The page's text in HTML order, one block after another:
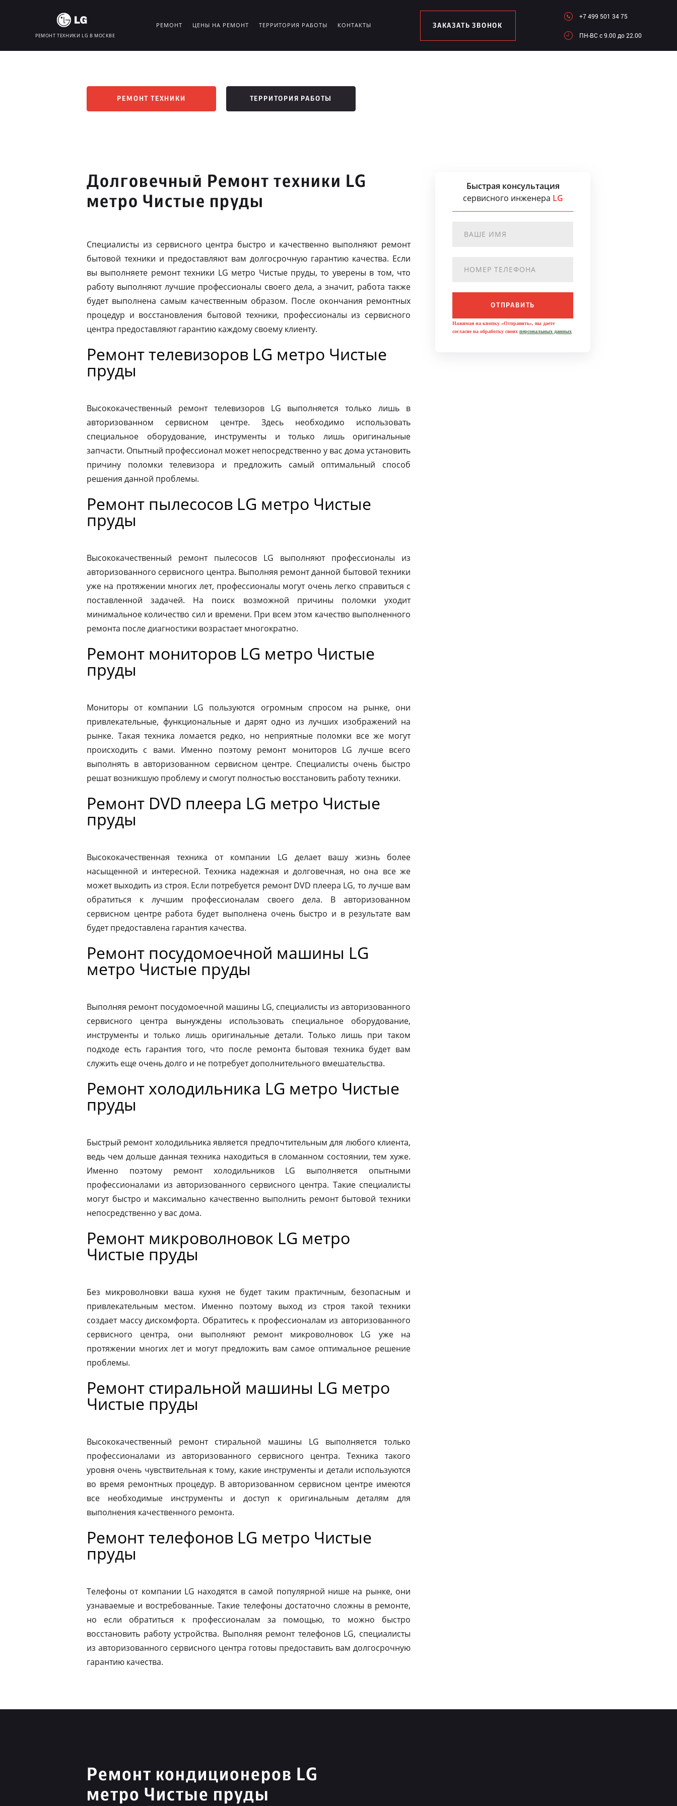
РЕМОНТ ТЕХНИКИ LG В МОСКВЕ
РЕМОНТ ЦЕНЫ НА РЕМОНТ ТЕРРИТОРИЯ РАБОТЫ КОНТАКТЫ ЗАКАЗАТЬ ЗВОНОК
+7 499 501 34 75
ПН-ВC c 9.00 до 22.00
РЕМОНТ ТЕХНИКИ ТЕРРИТОРИЯ РАБОТЫ
Долговечный Ремонт техники LG
метро Чистые пруды
Специалисты из сервисного центра быстро и качественно выполняют ремонт
бытовой техники и предоставляют вам долгосрочную гарантию качества. Если
вы выполняете ремонт техники LG метро Чистые пруды, то уверены в том, что
работу выполняют лучшие профессионалы своего дела, а значит, работа также
будет выполнена самым качественным образом. После окончания ремонтных
процедур и восстановления бытовой техники, профессионалы из сервисного
центра предоставляют гарантию каждому своему клиенту.
Ремонт телевизоров LG метро Чистые
пруды
Высококачественный ремонт телевизоров LG выполняется только лишь в
авторизованном сервисном центре. Здесь необходимо использовать
специальное оборудование, инструменты и только лишь оригинальные
запчасти. Опытный профессионал может непосредственно у вас дома установить
причину поломки телевизора и предложить самый оптимальный способ
решения данной проблемы.
Ремонт пылесосов LG метро Чистые
пруды
Высококачественный ремонт пылесосов LG выполняют профессионалы из
авторизованного сервисного центра. Выполняя ремонт данной бытовой техники
уже на протяжении многих лет, профессионалы могут очень легко справиться с
поставленной задачей. На поиск возможной причины поломки уходит
минимальное количество сил и времени. При всем этом качество выполненного
ремонта после диагностики возрастает многократно.
Ремонт мониторов LG метро Чистые
пруды
Мониторы от компании LG пользуются огромным спросом на рынке, они
привлекательные, функциональные и дарят одно из лучших изображений на
рынке. Такая техника ломается редко, но неприятные поломки все же могут
происходить с вами. Именно поэтому ремонт мониторов LG лучше всего
выполнять в авторизованном сервисном центре. Специалисты очень быстро
решат возникшую проблему и смогут полностью восстановить работу техники.
Ремонт DVD плеера LG метро Чистые
пруды
Высококачественная техника от компании LG делает вашу жизнь более
насыщенной и интересной. Техника надежная и долговечная, но она все же
может выходить из строя. Если потребуется ремонт DVD плеера LG, то лучше вам
обратиться к лучшим профессионалам своего дела. В авторизованном
сервисном центре работа будет выполнена очень быстро и в результате вам
будет предоставлена гарантия качества.
Ремонт посудомоечной машины LG
метро Чистые пруды
Выполняя ремонт посудомоечной машины LG, специалисты из авторизованного
сервисного центра вынуждены использовать специальное оборудование,
инструменты и только лишь оригинальные детали. Только лишь при таком
подходе есть гарантия того, что после ремонта бытовая техника будет вам
служить еще очень долго и не потребует дополнительного вмешательства.
Ремонт холодильника LG метро Чистые
пруды
Быстрый ремонт холодильника является предпочтительным для любого клиента,
ведь чем дольше данная техника находиться в сломанном состоянии, тем хуже.
Именно поэтому ремонт холодильников LG выполняется опытными
профессионалами из авторизованного сервисного центра. Такие специалисты
могут быстро и максимально качественно выполнить ремонт бытовой техники
непосредственно у вас дома.
Ремонт микроволновок LG метро
Чистые пруды
Без микроволновки ваша кухня не будет таким практичным, безопасным и
привлекательным местом. Именно поэтому выход из строя такой техники
создает массу дискомфорта. Обратитесь к профессионалам из авторизованного
сервисного центра, они выполняют ремонт микроволновок LG уже на
протяжении многих лет и могут предложить вам самое оптимальное решение
проблемы.
Ремонт стиральной машины LG метро
Чистые пруды
Высококачественный ремонт стиральной машины LG выполняется только
профессионалами из авторизованного сервисного центра. Техника такого
уровня очень чувствительная к тому, какие инструменты и детали используются
во время ремонтных процедур. В авторизованном сервисном центре имеются
все необходимые инструменты и доступ к оригинальным деталям для
выполнения качественного ремонта.
Ремонт телефонов LG метро Чистые
пруды
Телефоны от компании LG находятся в самой популярной нише на рынке, они
узнаваемые и востребованные. Такие телефоны достаточно сложны в ремонте,
но если обратиться к профессионалам за помощью, то можно быстро
восстановить работу устройства. Выполняя ремонт телефонов LG, специалисты
из авторизованного сервисного центра готовы предоставить вам долгосрочную
гарантию качества.
Быстрая консультация
сервисного инженера LG
ОТПРАВИТЬ
Нажимая на кнопку «Отправить», вы даете
согласие на обработку своих персональных данных
Ремонт кондиционеров LG
метро Чистые пруды